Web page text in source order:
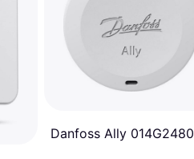
Danfoss Ally 014G2480